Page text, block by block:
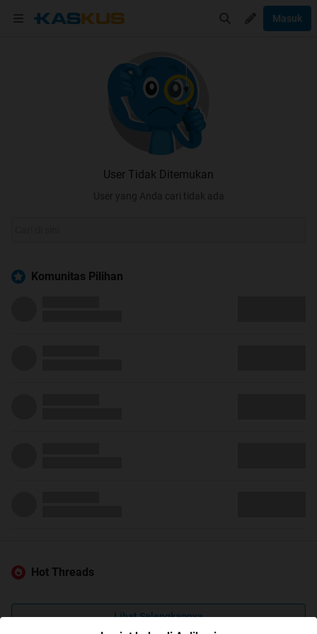
Masuk
User Tidak Ditemukan
User yang Anda cari tidak ada
Komunitas Pilihan
Hot Threads
Lihat Selengkapnya